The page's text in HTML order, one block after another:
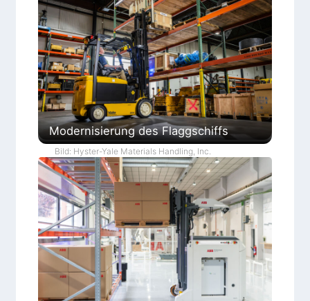
Modernisierung des Flaggschiffs
Bild: Hyster-Yale Materials Handling, Inc.